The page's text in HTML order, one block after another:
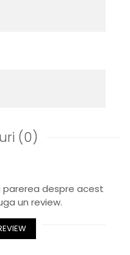
(0)
parerea despre acest
un review.